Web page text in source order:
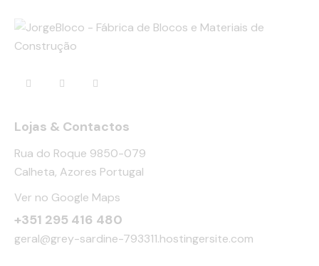
Lojas & Contactos
Rua do Roque 9850-079
Calheta, Azores Portugal
Ver no Google Maps
+351 295 416 480
geral@grey-sardine-793311.hostingersite.com